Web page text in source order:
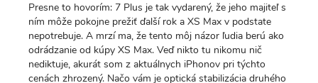
Presne to hovorím: 7 Plus je tak vydarený, že jeho majiteľ s
ním môže pokojne prežiť ďalší rok a XS Max v podstate
nepotrebuje. A mrzí ma, že tento môj názor ľudia berú ako
odrádzanie od kúpy XS Max. Veď nikto tu nikomu nič
nediktuje, akurát som z aktuálnych iPhonov pri týchto
cenách zhrozený. Načo vám je optická stabilizácia druhého